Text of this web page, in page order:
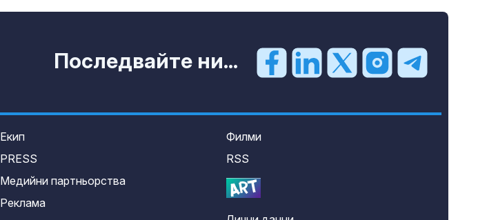
Последвайте ни...
Екип
PRESS
Медийни партньорства
Реклама
Филми
RSS